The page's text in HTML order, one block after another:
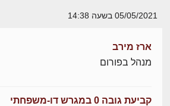
05/05/2021 בשעה 14:38
ארז מירב
מנהל בפורום
קביעת גובה 0 במגרש דו-משפחתי